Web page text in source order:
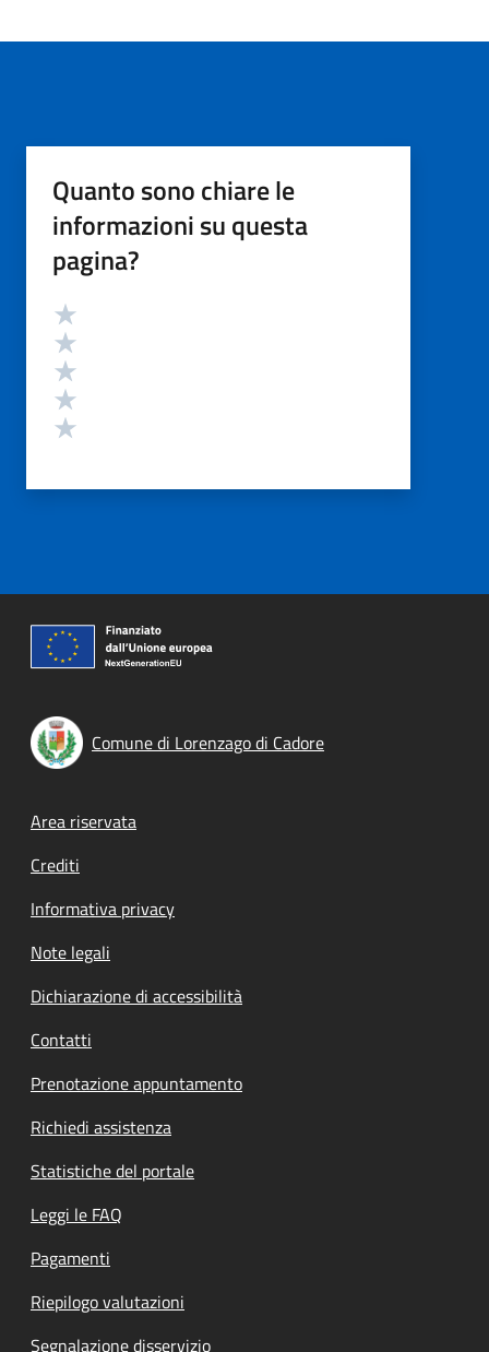
Quanto sono chiare le
informazioni su questa
pagina?
Valutazione
Comune di Lorenzago di Cadore
Footer menu
Area riservata
Crediti
Informativa privacy
Note legali
Dichiarazione di accessibilità
Contatti
Prenotazione appuntamento
Richiedi assistenza
Statistiche del portale
Leggi le FAQ
Pagamenti
Riepilogo valutazioni
Segnalazione disservizio